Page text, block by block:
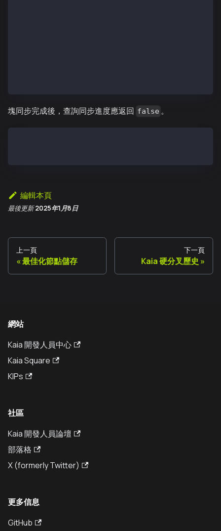
塊同步完成後，查詢同步進度應返回 false 。
編輯本頁
最後更新 2025年1月8日
上一頁
最佳化節點儲存
下一頁
Kaia 硬分叉歷史
網站
Kaia 開發人員中心
Kaia Square
KIPs
社區
Kaia 開發人員論壇
部落格
X (formerly Twitter)
更多信息
GitHub